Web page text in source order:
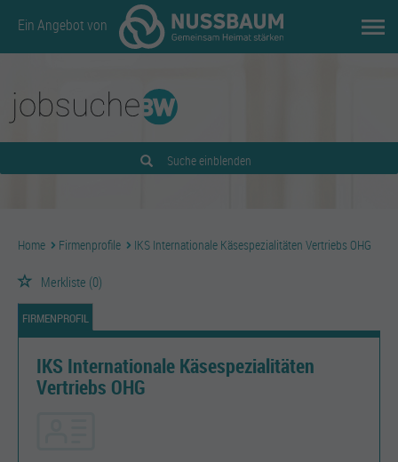
Ein Angebot von
Suche einblenden
Home Firmenprofile IKS Internationale Käsespezialitäten Vertriebs OHG
Merkliste (0)
FIRMENPROFIL
IKS Internationale Käsespezialitäten
Vertriebs OHG